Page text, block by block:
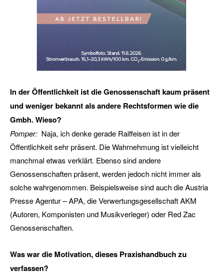
In der Öffentlichkeit ist die Genossenschaft kaum präsent
und weniger bekannt als andere Rechtsformen wie die
Gmbh. Wieso?
Pomper: Naja, ich denke gerade Raiffeisen ist in der
Öffentlichkeit sehr präsent. Die Wahrnehmung ist vielleicht
manchmal etwas verklärt. Ebenso sind andere
Genossenschaften präsent, werden jedoch nicht immer als
solche wahrgenommen. Beispielsweise sind auch die Austria
Presse Agentur – APA, die Verwertungsgesellschaft AKM
(Autoren, Komponisten und Musikverleger) oder Red Zac
Genossenschaften.
Was war die Motivation, dieses Praxishandbuch zu
verfassen?